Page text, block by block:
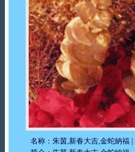
名称：朱茵,新春大吉,金蛇納福 |